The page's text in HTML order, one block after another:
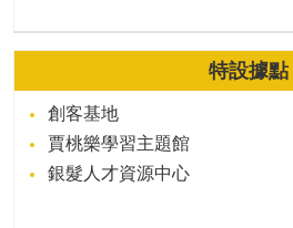
特設據點
創客基地
賈桃樂學習主題館
銀髮人才資源中心